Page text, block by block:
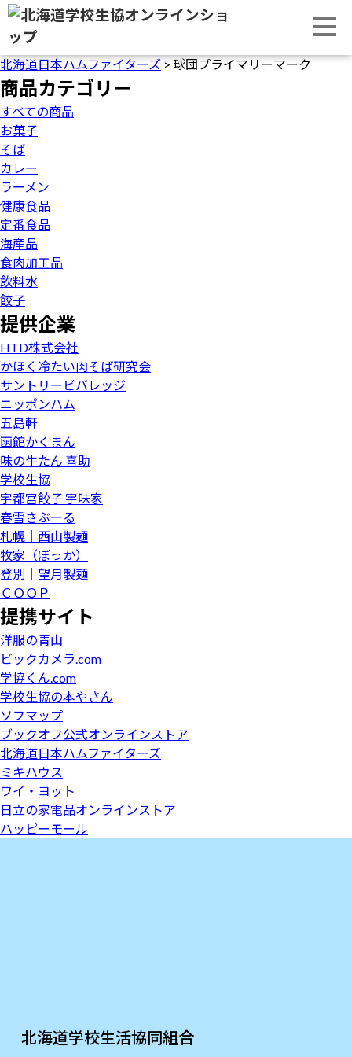
北海道日本ハムファイターズ > 球団プライマリーマーク
商品カテゴリー
すべての商品
お菓子
そば
カレー
ラーメン
健康食品
定番食品
海産品
食肉加工品
飲料水
餃子
提供企業
HTD株式会社
かほく冷たい肉そば研究会
サントリービバレッジ
ニッポンハム
五島軒
函館かくまん
味の牛たん 喜助
学校生協
宇都宮餃子 宇味家
春雪さぶーる
札幌｜西山製麺
牧家（ぼっか）
登別｜望月製麺
ＣＯＯＰ
提携サイト
洋服の青山
ビックカメラ.com
学協くん.com
学校生協の本やさん
ソフマップ
ブックオフ公式オンラインストア
北海道日本ハムファイターズ
ミキハウス
ワイ・ヨット
日立の家電品オンラインストア
ハッピーモール
北海道学校生活協同組合